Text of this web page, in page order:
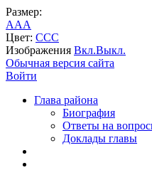
Размер:
AAA
Цвет: CCC
Изображения Вкл.Выкл.
Обычная версия сайта
Войти
Глава района
Биография
Ответы на
Доклады главы